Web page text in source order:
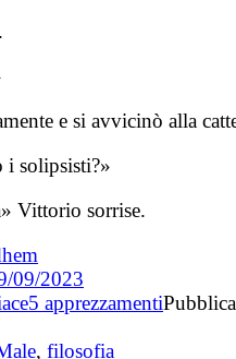
e si avvicinò alla
i solipsisti?»
Vittorio sorrise.
09/2023
5 apprezzamenti
, filosofia